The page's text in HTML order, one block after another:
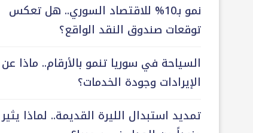
نمو بـ10% للاقتصاد السوري.. هل تعكس
توقعات صندوق النقد الواقع؟
السياحة في سوريا تنمو بالأرقام.. ماذا عن
الإيرادات وجودة الخدمات؟
تمديد استبدال الليرة القديمة.. لماذا يثير